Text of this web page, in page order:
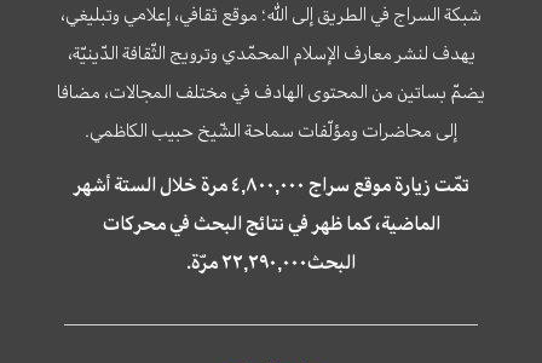
شبكة السراج في الطريق إلى الله؛ موقع ثقافي، إعلامي وتبليغي،
يهدف لنشر معارف الإسلام المحمّدي وترويج الثّقافة الدّينيّة،
يضمّ بساتين من المحتوى الهادف في مختلف المجالات، مضافا
إلى محاضرات ومؤلّفات سماحة الشّيخ حبيب الكاظمي.
تمّت زيارة موقع سراج ٤,٨٠٠,٠٠٠ مرة خلال الستة أشهر
الماضية، كما ظهر في نتائج البحث في محركات
البحث٢٢,٢٩٠,٠٠٠ مرّة.